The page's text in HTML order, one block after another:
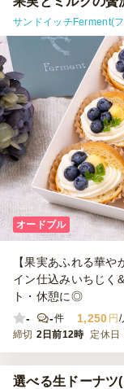
サンドイッチFerment(
オードブル
【果実あふれる華
イン仕込みいちじく
ト・休憩に◎
-
-件 1,250 円 /
締切 2日前12時 定休日
選べる生ドーナツ